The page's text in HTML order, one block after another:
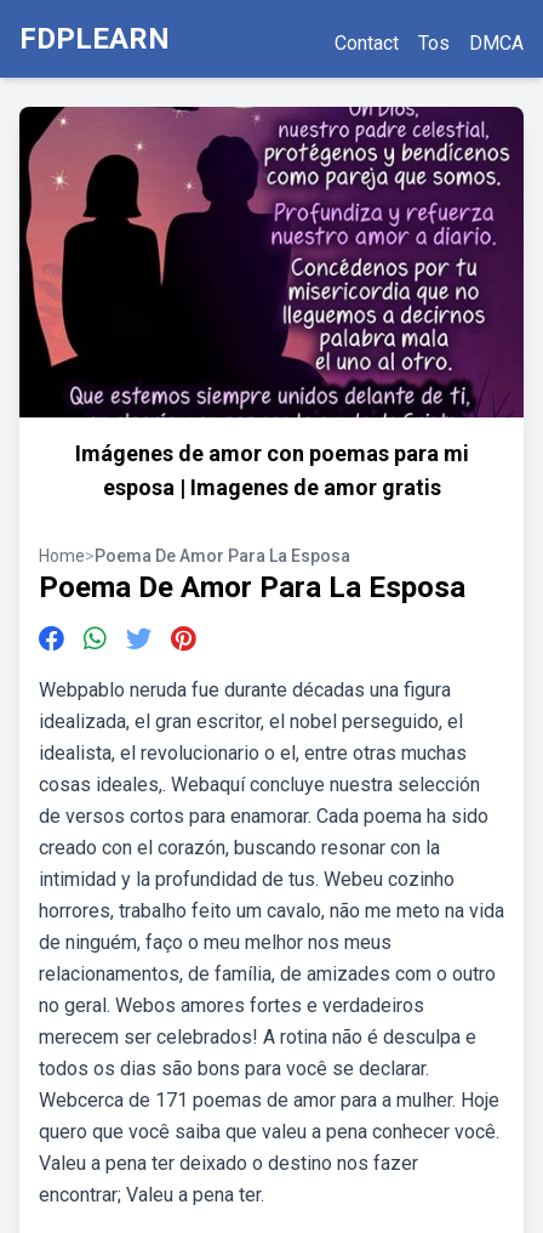
FDPLEARN Contact Tos DMCA
Imágenes de amor con poemas para mi
esposa | Imagenes de amor gratis
Home>Poema De Amor Para La Esposa
Poema De Amor Para La Esposa
Webpablo neruda fue durante décadas una figura
idealizada, el gran escritor, el nobel perseguido, el
idealista, el revolucionario o el, entre otras muchas
cosas ideales,. Webaquí concluye nuestra selección
de versos cortos para enamorar. Cada poema ha sido
creado con el corazón, buscando resonar con la
intimidad y la profundidad de tus. Webeu cozinho
horrores, trabalho feito um cavalo, não me meto na vida
de ninguém, faço o meu melhor nos meus
relacionamentos, de família, de amizades com o outro
no geral. Webos amores fortes e verdadeiros
merecem ser celebrados! A rotina não é desculpa e
todos os dias são bons para você se declarar.
Webcerca de 171 poemas de amor para a mulher. Hoje
quero que você saiba que valeu a pena conhecer você.
Valeu a pena ter deixado o destino nos fazer
encontrar; Valeu a pena ter.